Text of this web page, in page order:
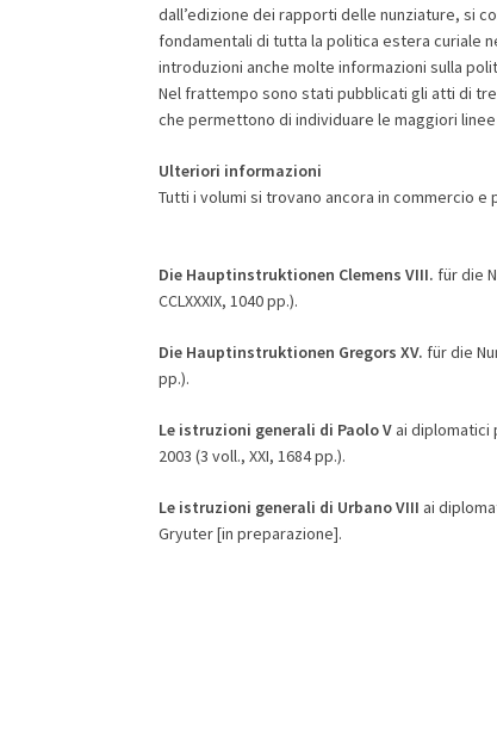
dall’edizione dei rapporti delle nunziature, si
fondamentali di tutta la politica estera curiale
introduzioni anche molte informazioni sulla
Nel frattempo sono stati pubblicati gli atti di
che permettono di individuare le maggiori
Ulteriori informazioni
Tutti i volumi si trovano ancora in commercio
Die Hauptinstruktionen Clemens VIII. für die
CCLXXXIX, 1040 pp.).
Die Hauptinstruktionen Gregors XV. für die
pp.).
Le istruzioni generali di Paolo V ai diplomatici
2003 (3 voll., XXI, 1684 pp.).
Le istruzioni generali di Urbano VIII ai
Gryuter [in preparazione].